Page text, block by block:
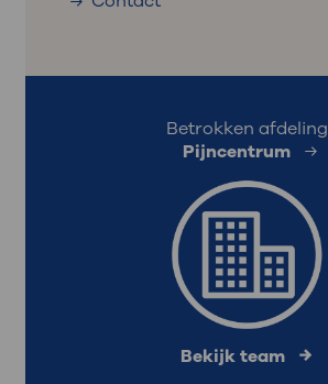
Betrokken afdeling
Pijncentrum
Bekijk team